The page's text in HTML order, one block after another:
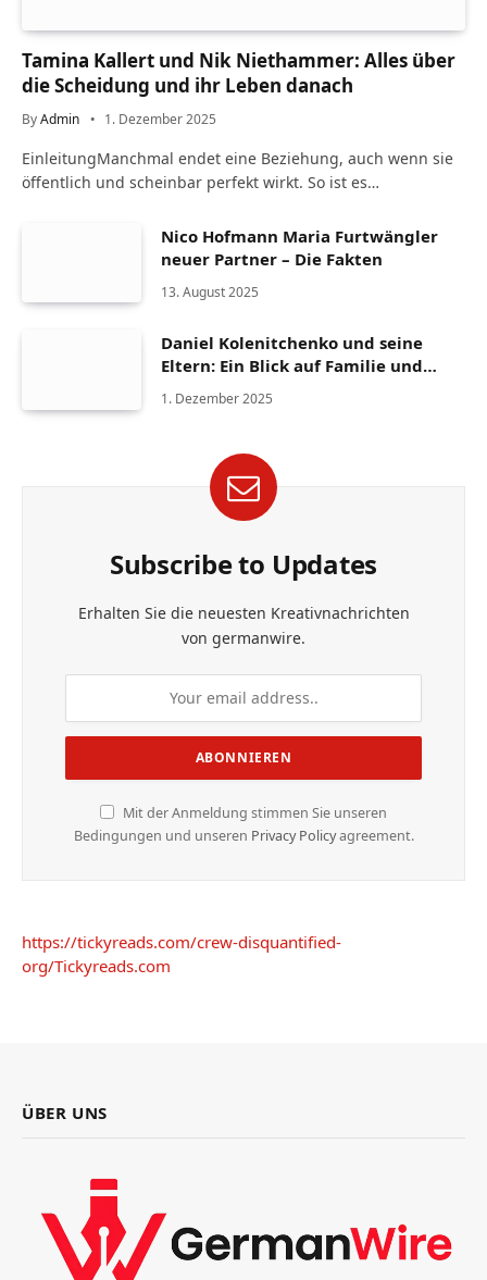
Tamina Kallert und Nik Niethammer: Alles über
die Scheidung und ihr Leben danach
ByAdmin 1. Dezember 2025
EinleitungManchmal endet eine Beziehung, auch wenn sie
öffentlich und scheinbar perfekt wirkt. So ist es…
Nico Hofmann Maria Furtwängler
neuer Partner – Die Fakten
13. August 2025
Daniel Kolenitchenko und seine
Eltern: Ein Blick auf Familie und
Herkunft
1. Dezember 2025
Subscribe to Updates
Erhalten Sie die neuesten Kreativnachrichten
von germanwire.
Mit der Anmeldung stimmen Sie unseren
Bedingungen und unseren Privacy Policyagreement.
https://tickyreads.com/crew-disquantified-
org/Tickyreads.com
ÜBER UNS